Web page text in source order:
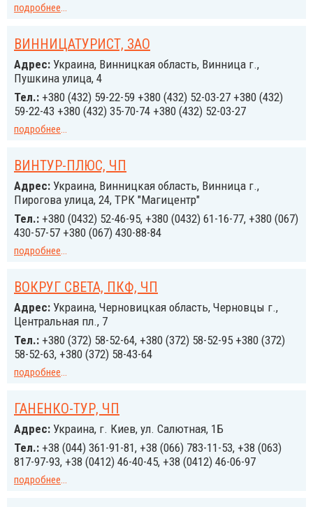
подробнее...
ВИННИЦАТУРИСТ, ЗАО
Адрес: Украина, Винницкая область, Винница г.,
Пушкина улица, 4
Тел.: +380 (432) 59-22-59 +380 (432) 52-03-27 +380 (432)
59-22-43 +380 (432) 35-70-74 +380 (432) 52-03-27
подробнее...
ВИНТУР-ПЛЮС, ЧП
Адрес: Украина, Винницкая область, Винница г.,
Пирогова улица, 24, ТРК "Магицентр"
Тел.: +380 (0432) 52-46-95, +380 (0432) 61-16-77, +380 (067)
430-57-57 +380 (067) 430-88-84
подробнее...
ВОКРУГ СВЕТА, ПКФ, ЧП
Адрес: Украина, Черновицкая область, Черновцы г.,
Центральная пл., 7
Тел.: +380 (372) 58-52-64, +380 (372) 58-52-95 +380 (372)
58-52-63, +380 (372) 58-43-64
подробнее...
ГАНЕНКО-ТУР, ЧП
Адрес: Украина, г. Киев, ул. Салютная, 1Б
Тел.: +38 (044) 361-91-81, +38 (066) 783-11-53, +38 (063)
817-97-93, +38 (0412) 46-40-45, +38 (0412) 46-06-97
подробнее...